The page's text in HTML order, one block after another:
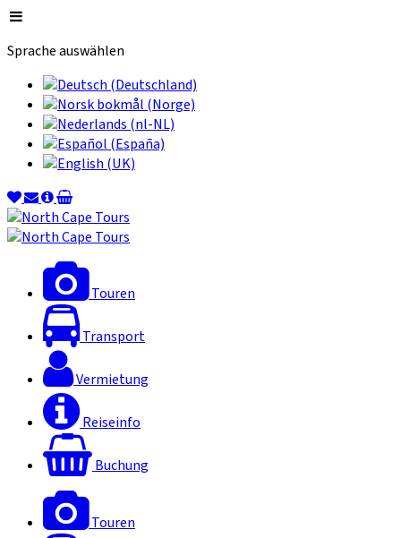
Sprache auswählen
Touren
Transport
Vermietung
Reiseinfo
Buchung
Touren